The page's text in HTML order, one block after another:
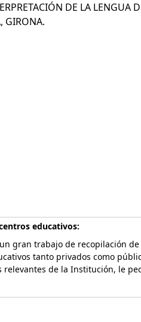
DE LA LENGUA
GIRONA.
educativos:
gran trabajo de recopilación
tanto privados como
de la Institución, le